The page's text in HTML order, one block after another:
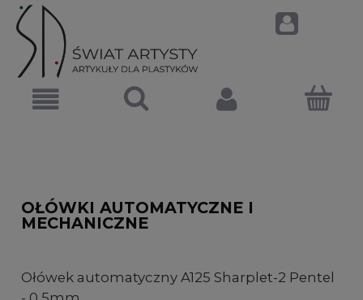
OŁÓWKI AUTOMATYCZNE I
MECHANICZNE
Ołówek automatyczny A125 Sharplet-2 Pentel